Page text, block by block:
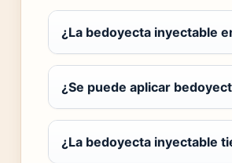
¿La bedoyecta inyectable
¿Se puede aplicar
¿La bedoyecta inyectable